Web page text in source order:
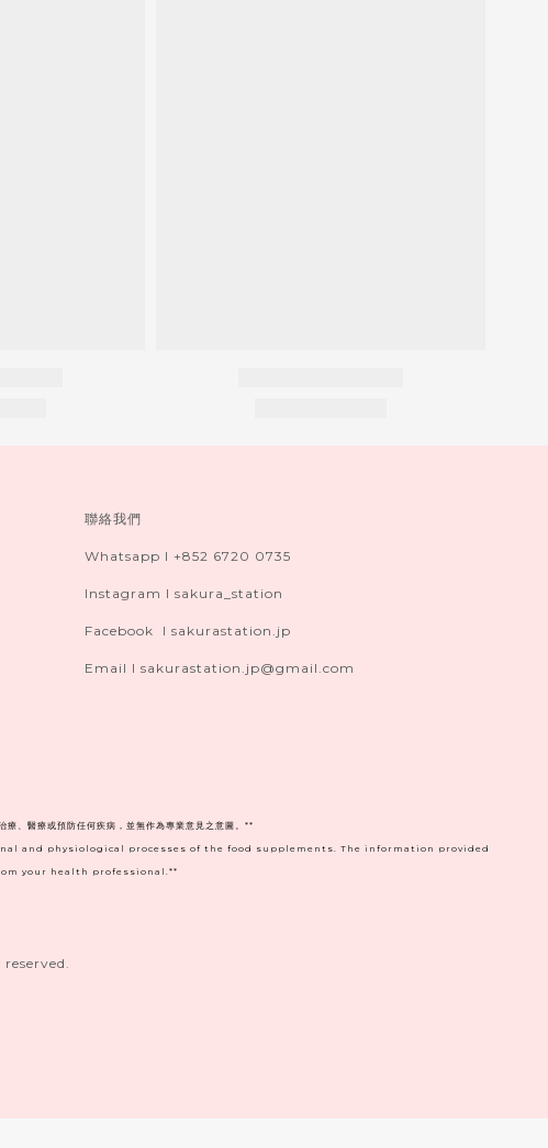
聯絡我們
Whatsapp I +852 6720 0735
Instagram I sakura_station
Facebook I sakurastation.jp
Email I sakurastation.jp@gmail.com
療、醫療或預防任何疾病，並無作為專業意見之意圖。**
and physiological processes of the food supplements. The information provided
your health professional.**